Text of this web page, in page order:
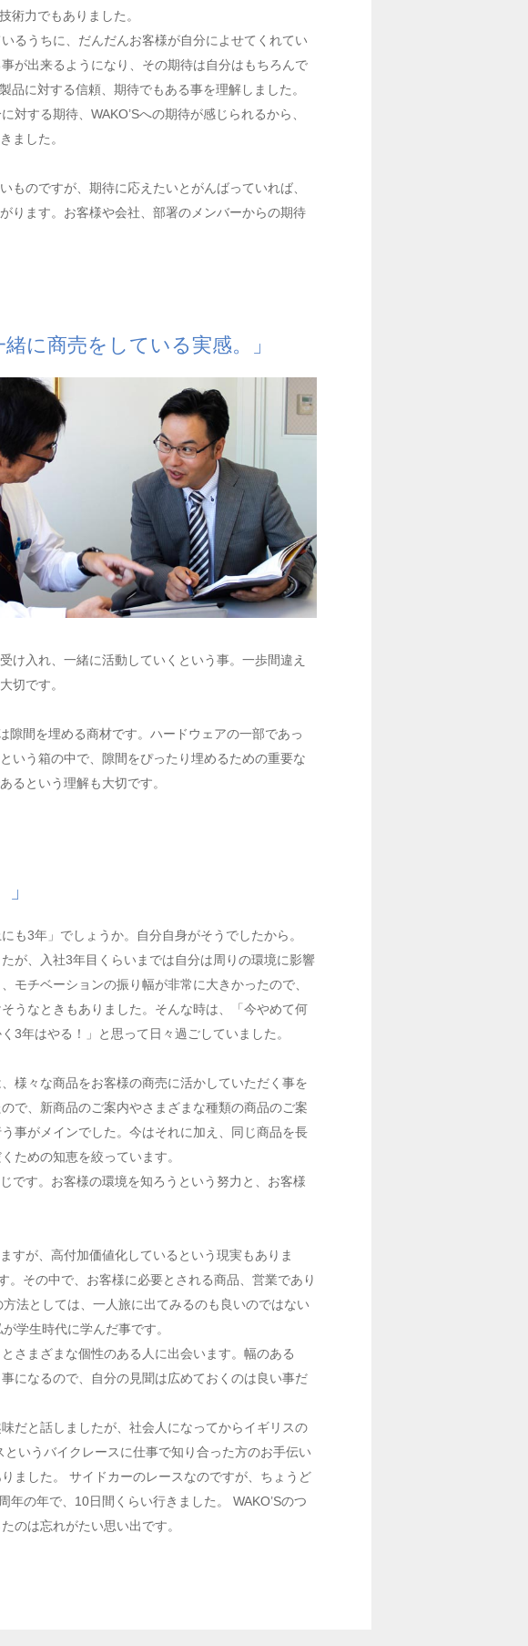
術力でもありました。
るうちに、だんだんお客様が自分によせてくれてい
が出来るようになり、その期待は自分はもちろんで
品に対する信頼、期待でもある事を理解しました。
対する期待、WAKO’Sへの期待が感じられるから、
ました。
のですが、期待に応えたいとがんばっていれば、
ります。お客様や会社、部署のメンバーからの期待
に商売をしている実感。」
け入れ、一緒に活動していくという事。一歩間違え
切です。
隙間を埋める商材です。ハードウェアの一部であっ
いう箱の中で、隙間をぴったり埋めるための重要な
るという理解も大切です。
も3年」でしょうか。自分自身がそうでしたから。
が、入社3年目くらいまでは自分は周りの環境に影響
モチベーションの振り幅が非常に大きかったので、
うなときもありました。そんな時は、「今やめて何
3年はやる！」と思って日々過ごしていました。
様々な商品をお客様の商売に活かしていただく事を
で、新商品のご案内やさまざまな種類の商品のご案
事がメインでした。今はそれに加え、同じ商品を長
ための知恵を絞っています。
です。お客様の環境を知ろうという努力と、お客様
すが、高付加価値化しているという現実もありま
。その中で、お客様に必要とされる商品、営業であり
法としては、一人旅に出てみるのも良いのではない
学生時代に学んだ事です。
さまざまな個性のある人に出会います。幅のある
になるので、自分の見聞は広めておくのは良い事だ
だと話しましたが、社会人になってからイギリスの
というバイクレースに仕事で知り合った方のお手伝い
ました。 サイドカーのレースなのですが、ちょうど
年の年で、10日間くらい行きました。 WAKO’Sのつ
のは忘れがたい思い出です。